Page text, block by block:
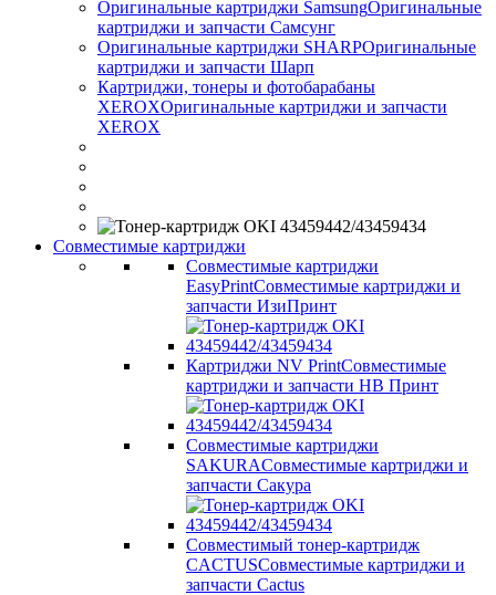
Оригинальные картриджи SamsungОригинальные
картриджи и запчасти Самсунг
Оригинальные картриджи SHARPОригинальные
картриджи и запчасти Шарп
Картриджи, тонеры и фотобарабаны
XEROXОригинальные картриджи и запчасти
XEROX
Совместимые картриджи
Совместимые картриджи
EasyPrintСовместимые картриджи и
запчасти ИзиПринт
Картриджи NV PrintСовместимые
картриджи и запчасти НВ Принт
Совместимые картриджи
SAKURAСовместимые картриджи и
запчасти Сакура
Совместимый тонер-картридж
CACTUSСовместимые картриджи и
запчасти Cactus